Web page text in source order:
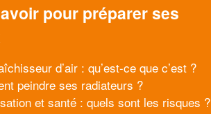
pour préparer ses
d’air : qu’est-ce que c’est ?
peindre ses radiateurs ?
et santé : quels sont les risques ?